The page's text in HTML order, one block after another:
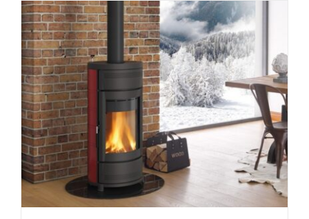
Foyers
Cuisinières